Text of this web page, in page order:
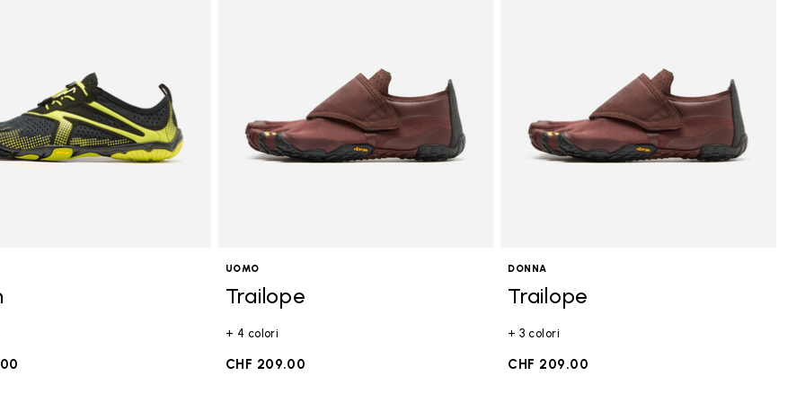
UOMO
Trailope
+ 4 colori
CHF 209.00
DONNA
Trailope
+ 3 colori
CHF 209.00